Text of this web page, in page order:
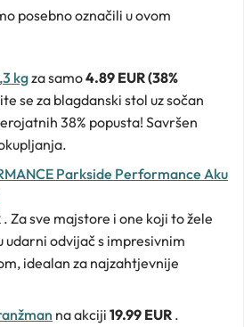
posebno označili u ovom
kgza samo4.89 EUR (38%
se za blagdanski stol uz sočan
38% popusta! Savršen
Parkside Performance Aku
. Za sve majstore i one koji to žele
udarni odvijač s impresivnim
idealan za najzahtjevnije
na akciji 19.99 EUR .